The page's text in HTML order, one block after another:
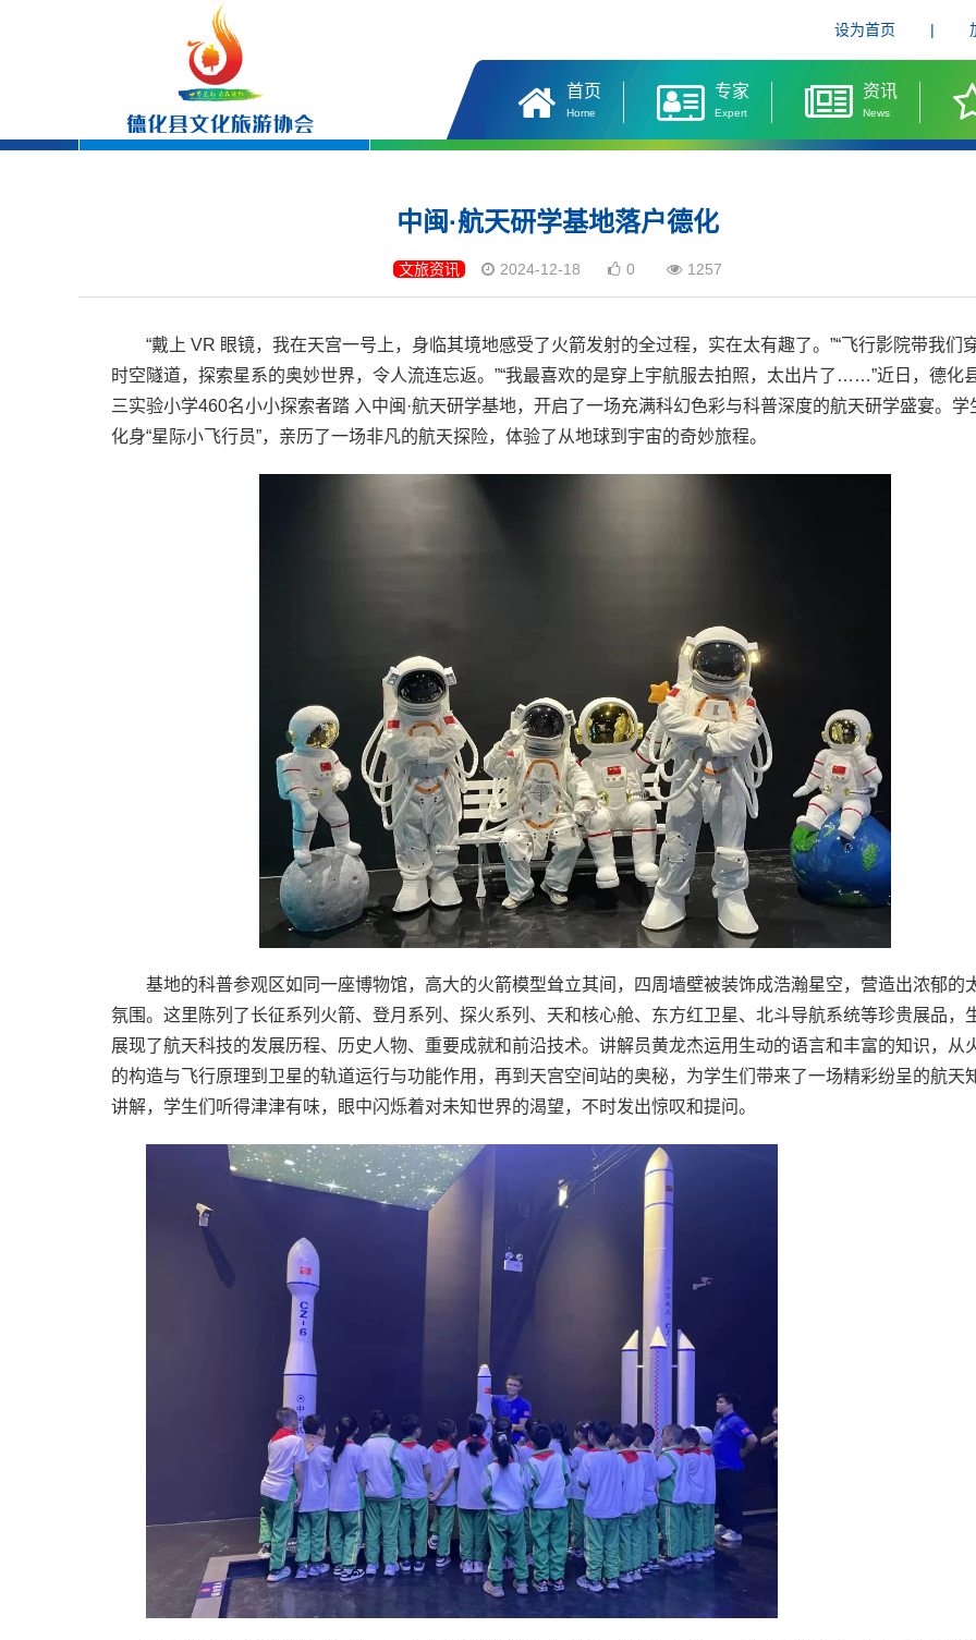
设为首页 |
首页
Home
专家
Expert
资讯
News
中闽·航天研学基地落户德化
文旅资讯 2024-12-18 0 1257
“戴上 VR 眼镜，我在天宫一号上，身临其境地感受了火箭发射的全过程，实在太有趣了。”“飞行影院带我们
时空隧道，探索星系的奥妙世界，令人流连忘返。”“我最喜欢的是穿上宇航服去拍照，太出片了……”近日，德化
三实验小学460名小小探索者踏 入中闽·航天研学基地，开启了一场充满科幻色彩与科普深度的航天研学盛宴。学
化身“星际小飞行员”，亲历了一场非凡的航天探险，体验了从地球到宇宙的奇妙旅程。
基地的科普参观区如同一座博物馆，高大的火箭模型耸立其间，四周墙壁被装饰成浩瀚星空，营造出浓郁的
氛围。这里陈列了长征系列火箭、登月系列、探火系列、天和核心舱、东方红卫星、北斗导航系统等珍贵展品，
展现了航天科技的发展历程、历史人物、重要成就和前沿技术。讲解员黄龙杰运用生动的语言和丰富的知识，从
的构造与飞行原理到卫星的轨道运行与功能作用，再到天宫空间站的奥秘，为学生们带来了一场精彩纷呈的航天
讲解，学生们听得津津有味，眼中闪烁着对未知世界的渴望，不时发出惊叹和提问。